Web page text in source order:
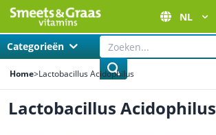
NL
Categorieën
Home>Lactobacillus Acidophilus
Lactobacillus Acidophilus